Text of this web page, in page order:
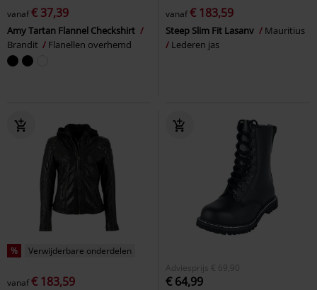
vanaf€ 37,39
Amy Tartan Flannel Checkshirt
Brandit
Flanellen overhemd
vanaf€ 183,59
Steep Slim Fit Lasanv
Mauritius
Lederen jas
% Verwijderbare onderdelen
vanaf€ 183,59
Adviesprijs € 69,90
€ 64,99